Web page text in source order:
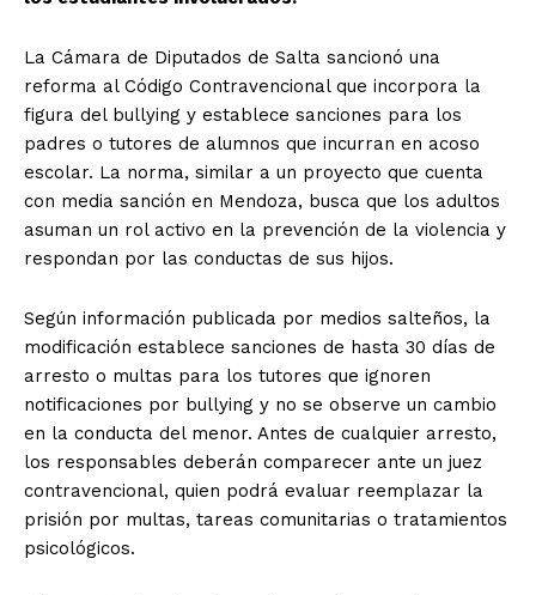
La Cámara de Diputados de Salta sancionó una
reforma al Código Contravencional que incorpora la
figura del bullying y establece sanciones para los
padres o tutores de alumnos que incurran en acoso
escolar. La norma, similar a un proyecto que cuenta
con media sanción en Mendoza, busca que los adultos
asuman un rol activo en la prevención de la violencia y
respondan por las conductas de sus hijos.
Según información publicada por medios salteños, la
modificación establece sanciones de hasta 30 días de
arresto o multas para los tutores que ignoren
notificaciones por bullying y no se observe un cambio
en la conducta del menor. Antes de cualquier arresto,
los responsables deberán comparecer ante un juez
contravencional, quien podrá evaluar reemplazar la
prisión por multas, tareas comunitarias o tratamientos
psicológicos.